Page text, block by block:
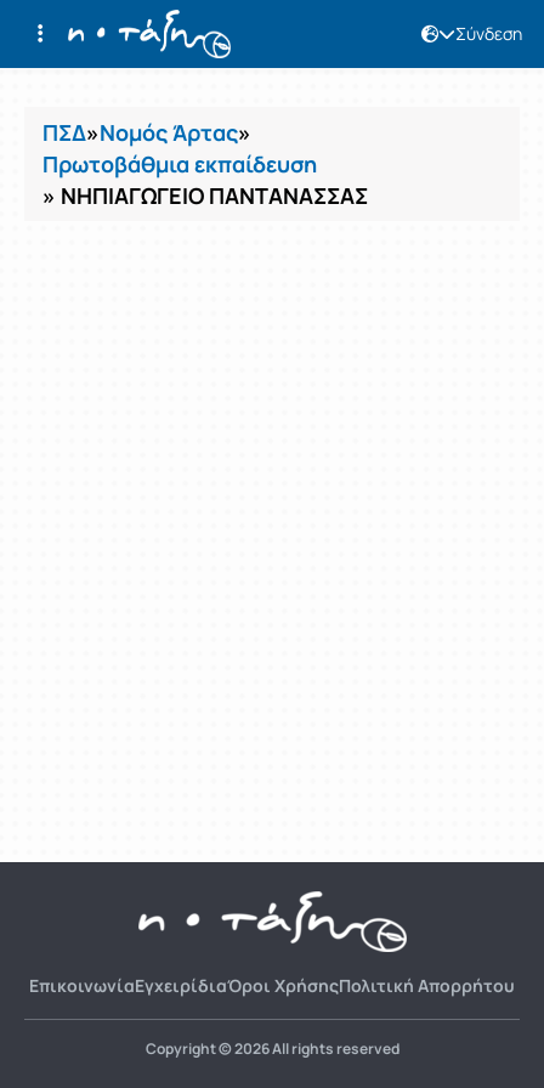
Σύνδεση
Μαθήματα
ΠΣΔ»Νομός Άρτας»
Πρωτοβάθμια εκπαίδευση
» ΝΗΠΙΑΓΩΓΕΙΟ ΠΑΝΤΑΝΑΣΣΑΣ
ΕπικοινωνίαΕγχειρίδιαΌροι ΧρήσηςΠολιτική Απορρήτου
Copyright © 2026 All rights reserved